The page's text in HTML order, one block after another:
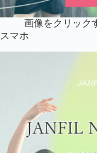
画像をクリック
スマホ